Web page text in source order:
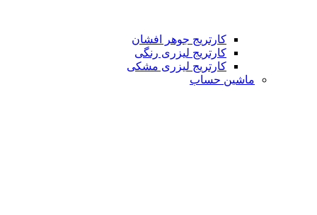
کارتریج جوهر افشان
کارتریج لیزری رنگی
کارتریج لیزری مشکی
ماشین حساب